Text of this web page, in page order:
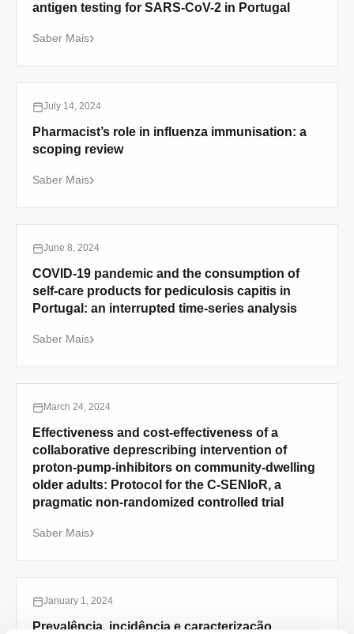
antigen testing for SARS-CoV-2 in Portugal
Saber Mais
July 14, 2024
Pharmacist’s role in influenza immunisation: a
scoping review
Saber Mais
June 8, 2024
COVID-19 pandemic and the consumption of
self-care products for pediculosis capitis in
Portugal: an interrupted time-series analysis
Saber Mais
March 24, 2024
Effectiveness and cost-effectiveness of a
collaborative deprescribing intervention of
proton-pump-inhibitors on community-dwelling
older adults: Protocol for the C-SENIoR, a
pragmatic non-randomized controlled trial
Saber Mais
January 1, 2024
Prevalência, incidência e caracterização